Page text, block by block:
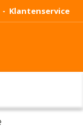
- Klantenservice